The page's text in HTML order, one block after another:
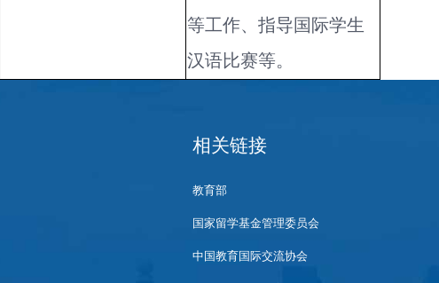
等工作、指导国际学生
汉语比赛等。
相关链接
教育部
国家留学基金管理委员会
中国教育国际交流协会